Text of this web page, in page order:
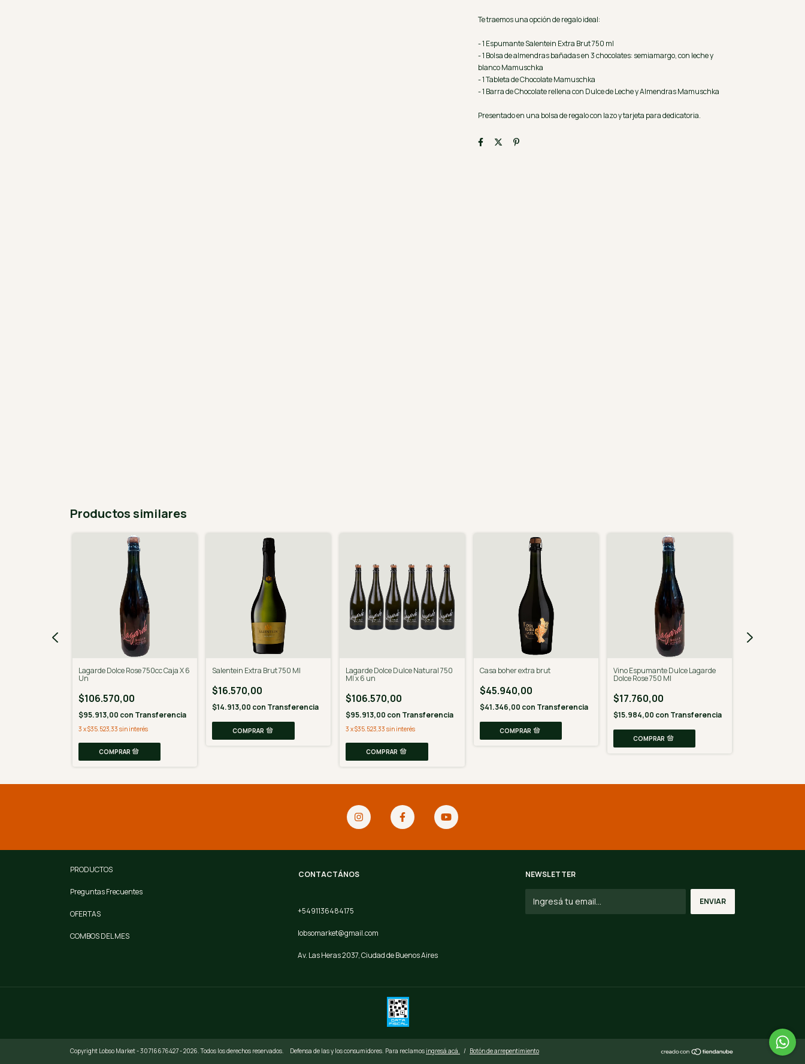
Te traemos una opción de regalo ideal:
- 1 Espumante Salentein Extra Brut 750 ml
- 1 Bolsa de almendras bañadas en 3 chocolates: semiamargo, con leche y
blanco Mamuschka
- 1 Tableta de Chocolate Mamuschka
- 1 Barra de Chocolate rellena con Dulce de Leche y Almendras Mamuschka
Presentado en una bolsa de regalo con lazo y tarjeta para dedicatoria.
Productos similares
Lagarde Dolce Rose 750cc Caja X 6
Un
$106.570,00
$95.913,00 con Transferencia
3 x$35.523,33 sin interés
Salentein Extra Brut 750 Ml
$16.570,00
$14.913,00 con Transferencia
Lagarde Dolce Dulce Natural 750
Ml x 6 un
$106.570,00
$95.913,00 con Transferencia
3 x$35.523,33 sin interés
Casa boher extra brut
$45.940,00
$41.346,00 con Transferencia
Vino Espumante Dulce Lagarde
Dolce Rose 750 Ml
$17.760,00
$15.984,00 con Transferencia
PRODUCTOS
Preguntas Frecuentes
OFERTAS
COMBOS DEL MES
CONTACTÁNOS
+5491136484175
lobsomarket@gmail.com
Av. Las Heras 2037, Ciudad de Buenos Aires
NEWSLETTER
Copyright Lobso Market - 30716676427 - 2026. Todos los derechos reservados. Defensa de las y los consumidores. Para reclamos ingresá acá. / Botón de arrepentimiento